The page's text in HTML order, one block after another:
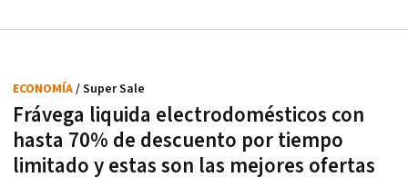
Frávega liquida electrodomésticos con
hasta 70% de descuento por tiempo
limitado y estas son las mejores ofertas
ECONOMÍA/ Super Sale